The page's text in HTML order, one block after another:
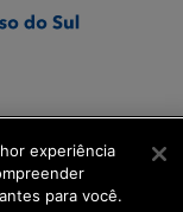
experiência
para você.